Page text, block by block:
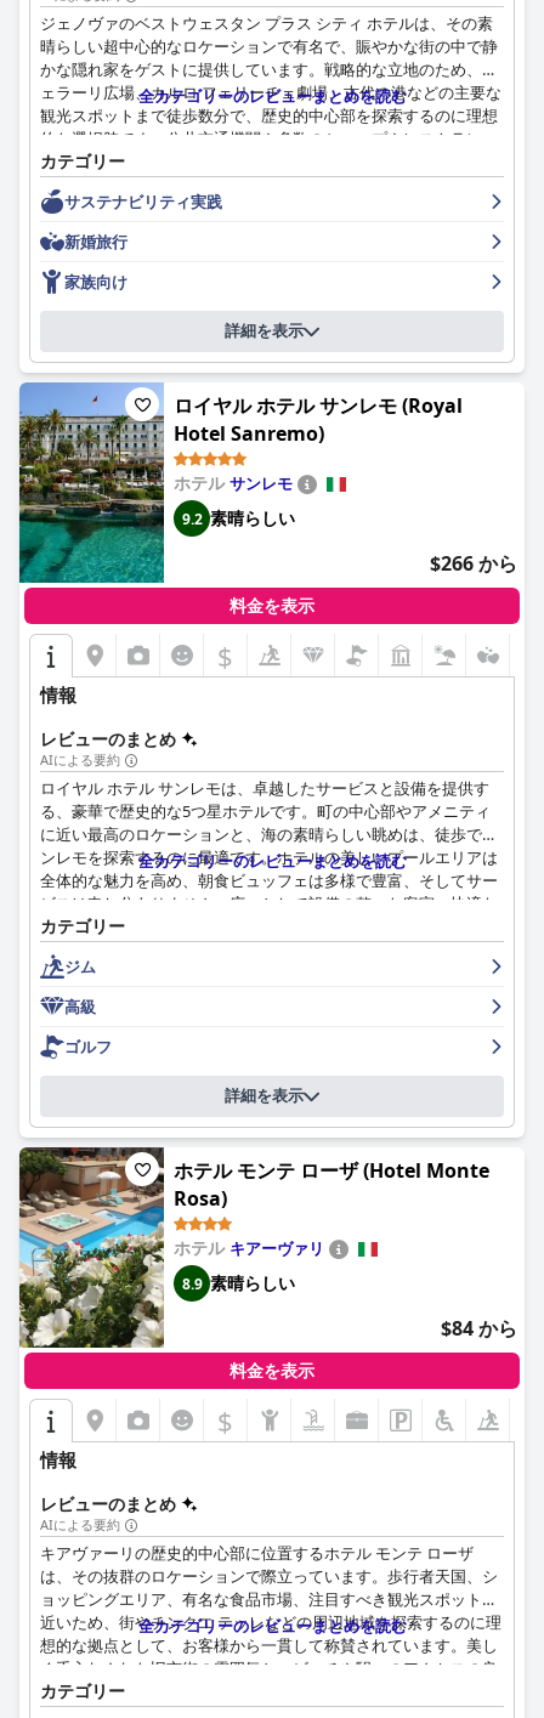
WiFi接続は重大な懸念事項であり、多くのゲストが受信状況の悪
さや頻繁な中断を経験しています。一部のゲストはサービスが適
切だと感じているにもかかわらず、全体的な体験を損なっていま
す。
ホテルの駐車場設備は非常に高く評価されており、地下駐車場を
含め、十分な無料の安全なスポットを提供し、ゲストの利便性を
高めています。
要約すると、ホテル・リヴィエラ・デイ・フィオーリは、穏やか
な環境、称賛に値する清潔さ、フレンドリーなスタッフ、快適な
宿泊施設を備えた、素晴らしい海辺の隠れ家を提供しています。
ただし、朝食の種類の豊富さ、ダイニングサービス、WiFiの信頼
性、およびベッドの快適さの特定の側面を改善することで、ゲス
トエクスペリエンスを4つ星の評価に完全に合致させることがで
きます。
ジェノヴァのベストウェスタン プラス シティ ホテルは、その素
晴らしい超中心的なロケーションで有名で、賑やかな街の中で静
かな隠れ家をゲストに提供しています。戦略的な立地のため、フ
ェラーリ広場、カルロ フェリーチェ劇場、古代の港などの主要な
観光スポットまで徒歩数分で、歴史的中心部を探索するのに理想
的な選択肢です。公共交通機関や多数のショップやレストランへ
の近さは高く評価されており、徒歩で探索したい人のために便利
なバレーパーキングサービスも提供しています。
朝食は、その多様性、品質、地元の特産品の提供により高く評価
されており、多様な食事のニーズに対応しています。細やかな気
配りのあるスタッフが、このポジティブな食事体験に大きく貢献
しています。ホテル内のレストラン「Il Pesciolino」での夕食も特
にお勧めです。特にシーフード好きには、食事の好みに関するい
くつかの制限や臨時の休業にもかかわらず、優れたコストパフォ
ーマンスが高く評価されています。
客室は一般的に清潔で快適で、モダンな設備が整っています。た
だし、客室の広さや内装にはばらつきがあり、シングルルームは
狭いと表現されることもあります。客室と共用エリア全体の清潔
さとメンテナンスは常に高く評価されており、丁寧なハウスキー
ピングと思慮深いインテリアが滞在をより快適なものにしていま
す。
ホテルのスタッフは、すべての部門においてプロ意識、親しみや
すさ、そして親切さで賞賛されており、ホテルの評判を高める上
で大きく貢献しています。Wi-Fiの利用状況については意見が分か
れており、共用エリアでは安定した接続が得られるものの、個々
の客室ではばらつきがあります。
ホテルのジムは、設備が整っていて機能的ですが、清潔さと利便
性の面で改善の余地があります。駐車場は安全で高く評価されて
いますが、利用できる台数が限られており、料金も高額です。電
気自動車をお持ちのお客様にとって、EV充電オプションが含まれ
ていることは歓迎されるサービスであり、ホテルの便利なサービ
スをさらに充実させています。
家族向けの設備により、このホテルはお子様連れのご家族にも最
適な選択肢となっています。広々とした客室、細やかな気配りの
あるスタッフ、適切な食事のオプションを提供しています。ホテ
ルの周りの活気のあるナイトライフは、街のエンターテイメント
を楽しみたいゲストにとって魅力を高めています。
全体として、ベストウェスタン プラス シティ ホテルは、ロケー
ション、サービス、快適さが見事に調和しており、ジェノヴァの
本質に浸りたい旅行者にとって信頼できる選択肢となっていま
す。
全カテゴリーのレビューまとめを読む
カテゴリー
サステナビリティ実践
新婚旅行
家族向け
詳細を表示
ロイヤル ホテル サンレモ (Royal
Hotel Sanremo)
ホテルサンレモ
9.2 素晴らしい
$266 から
料金を表示
$
情報
レビューのまとめ
AIによる要約
ロイヤル ホテル サンレモは、卓越したサービスと設備を提供す
る、豪華で歴史的な5つ星ホテルです。町の中心部やアメニティ
に近い最高のロケーションと、海の素晴らしい眺めは、徒歩でサ
ンレモを探索するのに最適です。ホテルの美しいプールエリアは
全体的な魅力を高め、朝食ビュッフェは多様で豊富、そしてサー
ビスは申し分ありません。広々として設備の整った客室、快適な
ベッド、清潔なバスルーム、そして attenttive でフレンドリーな
スタッフのおかげで、ノスタルジックで快適な滞在ができます。
ホテルのスパとプールは傑出した特徴であり、利用可能な設備や
施設はゲストから高く評価されています。騒音レベルや時代遅れ
の装飾などの小さな問題を指摘するゲストもいますが、ホテルの
ベルエポックの魅力と美しい海の景色がそれを補って余りありま
す。全体として、ロイヤル ホテル サンレモは、豪華で古き良き
イタリアの休暇を求める人々にとって、ユニークで忘れられない
体験を提供します。
全カテゴリーのレビューまとめを読む
カテゴリー
ジム
高級
ゴルフ
詳細を表示
ホテル モンテ ローザ (Hotel Monte
Rosa)
ホテル キアーヴァリ
8.9 素晴らしい
$84 から
料金を表示
$
情報
レビューのまとめ
AIによる要約
キアヴァーリの歴史的中心部に位置するホテル モンテ ローザ
は、その抜群のロケーションで際立っています。歩行者天国、シ
ョッピングエリア、有名な食品市場、注目すべき観光スポットに
近いため、街やチンクエ テッレなどの周辺地域を探索するのに理
想的な拠点として、お客様から一貫して称賛されています。美し
く手入れされた旧市街の雰囲気と、ビーチや駅へのアクセスの良
さが、その魅力をさらに高めています。
全カテゴリーのレビューまとめを読む
カテゴリー